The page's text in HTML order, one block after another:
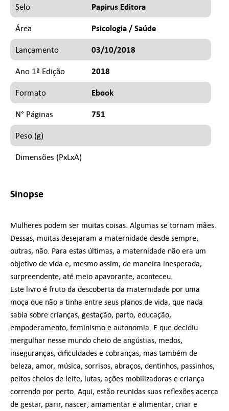
Selo Papirus Editora
Área Psicologia / Saúde
Lançamento 03/10/2018
Ano 1ª Edição 2018
Formato Ebook
N° Páginas 751
Peso (g)
Dimensões (PxLxA)
Sinopse
Mulheres podem ser muitas coisas. Algumas se tornam mães.
Dessas, muitas desejaram a maternidade desde sempre;
outras, não. Para estas últimas, a maternidade não era um
objetivo de vida e, mesmo assim, de maneira inesperada,
surpreendente, até meio apavorante, aconteceu.
Este livro é fruto da descoberta da maternidade por uma
moça que não a tinha entre seus planos de vida, que nada
sabia sobre crianças, gestação, parto, educação,
empoderamento, feminismo e autonomia. E que decidiu
mergulhar nesse mundo cheio de angústias, medos,
inseguranças, dificuldades e cobranças, mas também de
beleza, amor, música, sorrisos, abraços, dentinhos, passinhos,
peitos cheios de leite, lutas, ações mobilizadoras e criança
correndo por perto. Aqui, estão reunidas suas reflexões acerca
de gestar, parir, nascer; amamentar e alimentar; criar e